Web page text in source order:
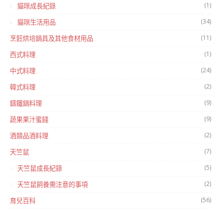
貓咪成長紀錄 (1)
貓咪生活用品 (34)
烹飪烘培鍋具及其他食材用品 (11)
西式料理 (1)
中式料理 (24)
韓式料理 (2)
鑄鐵鍋料理 (9)
蔬果果汁蜜餞 (9)
酒類品酒料理 (2)
天竺鼠 (7)
天竺鼠成長紀錄 (5)
天竺鼠飼養需注意的事項 (2)
育兒百科 (56)